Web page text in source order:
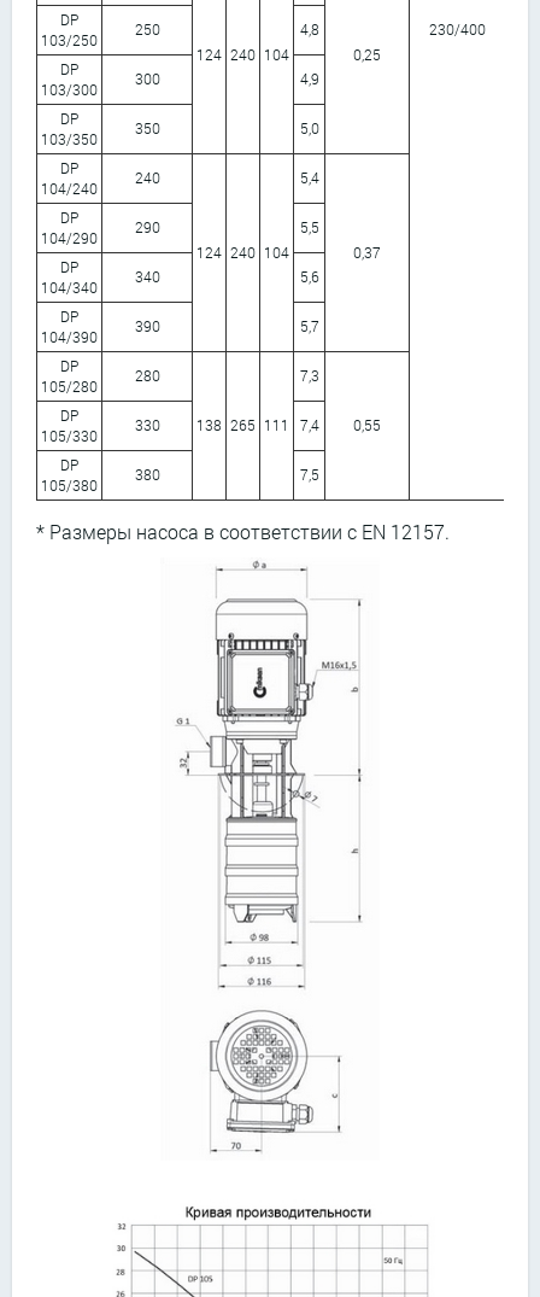
230/400
124 240 104 0,25
DP
103/250
250 4,8
DP
103/300
300 4,9
DP
103/350
350 5,0
DP
104/240
240
124 240 104
5,4
0,37
DP
104/290
290 5,5
DP
104/340
340 5,6
DP
104/390
390 5,7
DP
105/280
280
138 265 111
7,3
0,55
DP
105/330
330 7,4
DP
105/380
380 7,5
* Размеры насоса в соответствии с EN 12157.